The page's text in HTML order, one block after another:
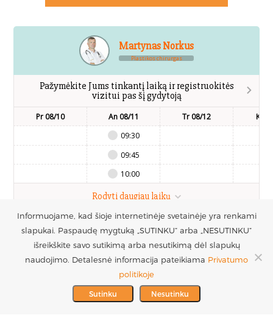
Martynas Norkus
Plastikos chirurgas
Pažymėkite Jums tinkantį laiką ir registruokitės
vizitui pas šį gydytoją
Pr 08/10
An 08/11
09:30
09:45
10:00
Tr 08/12 Kt
Rodyti daugiau laikų
Registruotis vizitui
PARTNERIAI >
MES REMIAME >
UAB Estetinės
chirurgijos centras
Į.k. 300016228
PVM mokėtojo kodas
LT100005717312
+370 686 33217
info@plastinechirurgija.lt
Informuojame, kad šioje internetinėje svetainėje yra renkami
slapukai. Paspaudę mygtuką „SUTINKU“ arba „NESUTINKU“
išreikškite savo sutikimą arba nesutikimą dėl slapukų
naudojimo. Detalesnė informacija pateikiama Privatumo
politikoje
Sutinku Nesutinku